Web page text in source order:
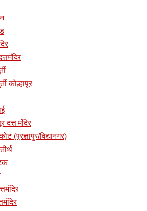
कोल्हापूर
दत्त मंदिर
(प्रज्ञापुर/विद्यानगर)